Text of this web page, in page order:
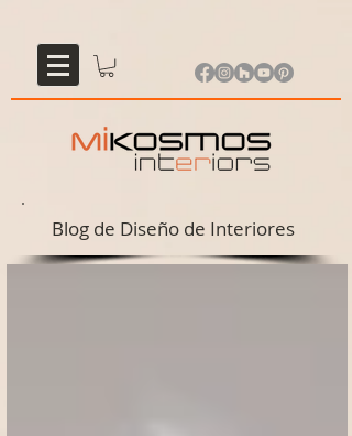
Blog de Diseño de Interiores